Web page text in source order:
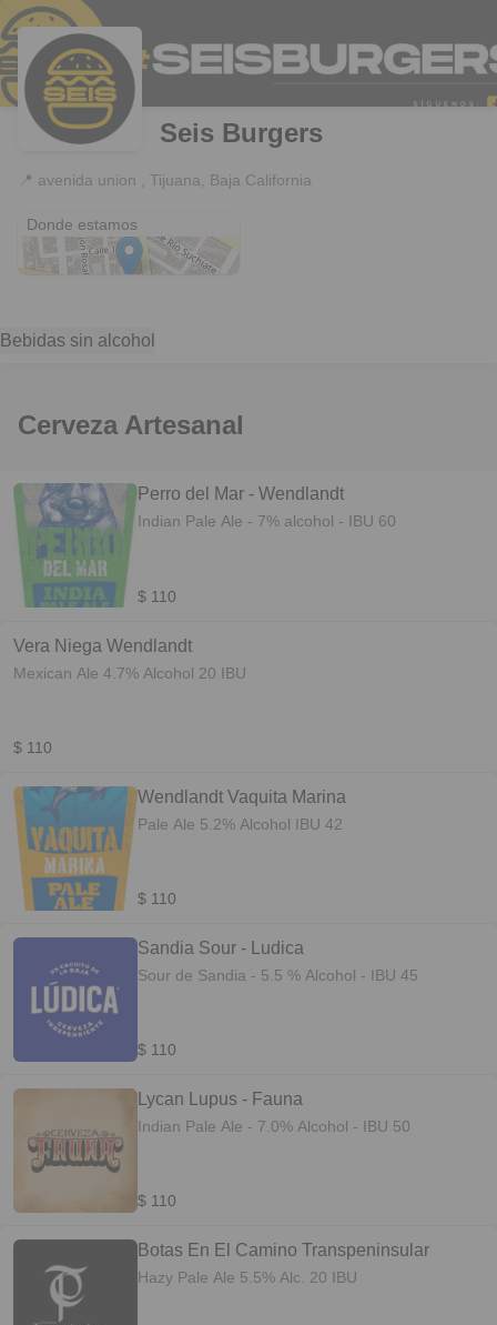
Seis Burgers
📍 avenida union , Tijuana, Baja California
Donde estamos
Bebidas sin alcohol
Cerveza Artesanal
Perro del Mar - Wendlandt
Indian Pale Ale - 7% alcohol - IBU 60
$ 110
Vera Niega Wendlandt
Mexican Ale 4.7% Alcohol 20 IBU
$ 110
Wendlandt Vaquita Marina
Pale Ale 5.2% Alcohol IBU 42
$ 110
Sandia Sour - Ludica
Sour de Sandia - 5.5 % Alcohol - IBU 45
$ 110
Lycan Lupus - Fauna
Indian Pale Ale - 7.0% Alcohol - IBU 50
$ 110
Botas En El Camino Transpeninsular
Hazy Pale Ale 5.5% Alc. 20 IBU